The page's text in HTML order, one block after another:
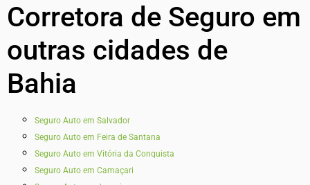
Corretora de Seguro em
outras cidades de
Bahia
Seguro Auto em Salvador
Seguro Auto em Feira de Santana
Seguro Auto em Vitória da Conquista
Seguro Auto em Camaçari